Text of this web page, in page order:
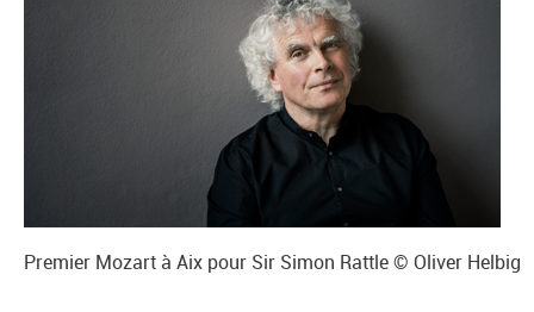
Premier Mozart à Aix pour Sir Simon Rattle © Oliver Helbig